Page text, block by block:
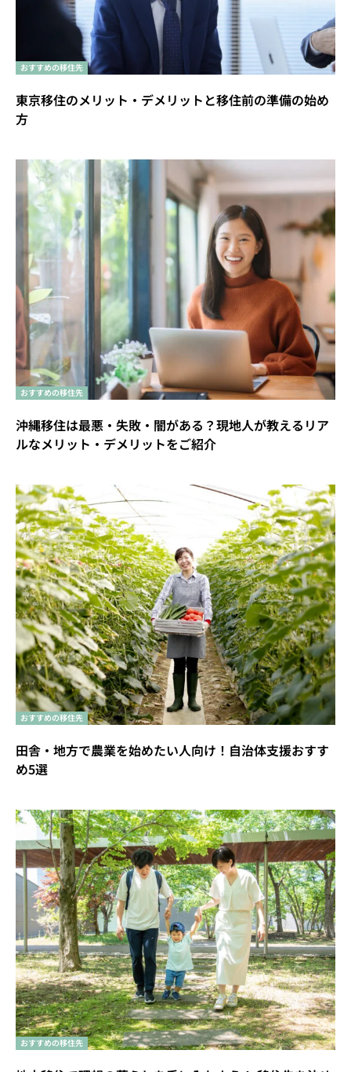
おすすめの移住先
東京移住のメリット・デメリットと移住前の準備の始め
方
おすすめの移住先
沖縄移住は最悪・失敗・闇がある？現地人が教えるリア
ルなメリット・デメリットをご紹介
おすすめの移住先
田舎・地方で農業を始めたい人向け！自治体支援おすす
め5選
おすすめの移住先